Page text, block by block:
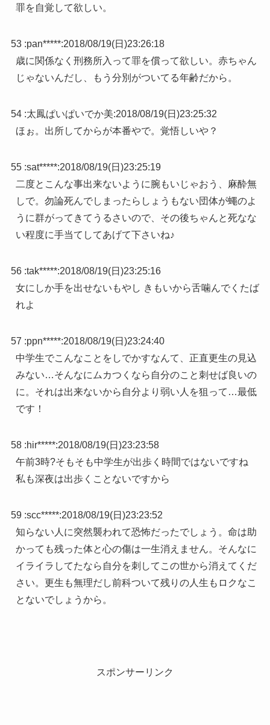
罪を自覚して欲しい。
53 :pan*****:2018/08/19(日)23:26:18
歳に関係なく刑務所入って罪を償って欲しい。赤ちゃん
じゃないんだし、もう分別がついてる年齢だから。
54 :太鳳ぱいぱいでか美:2018/08/19(日)23:25:32
ほぉ。出所してからが本番やで。覚悟しいや？
55 :sat*****:2018/08/19(日)23:25:19
二度とこんな事出来ないように腕もいじゃおう、麻酔無
しで。勿論死んでしまったらしょうもない団体が蠅のよ
うに群がってきてうるさいので、その後ちゃんと死なな
い程度に手当てしてあげて下さいね♪
56 :tak*****:2018/08/19(日)23:25:16
女にしか手を出せないもやし きもいから舌噛んでくたば
れよ
57 :ppn*****:2018/08/19(日)23:24:40
中学生でこんなことをしでかすなんて、正直更生の見込
みない…そんなにムカつくなら自分のこと刺せば良いの
に。それは出来ないから自分より弱い人を狙って…最低
です！
58 :hir*****:2018/08/19(日)23:23:58
午前3時?そもそも中学生が出歩く時間ではないですね
私も深夜は出歩くことないですから
59 :scc*****:2018/08/19(日)23:23:52
知らない人に突然襲われて恐怖だったでしょう。命は助
かっても残った体と心の傷は一生消えません。そんなに
イライラしてたなら自分を刺してこの世から消えてくだ
さい。更生も無理だし前科ついて残りの人生もロクなこ
とないでしょうから。
スポンサーリンク